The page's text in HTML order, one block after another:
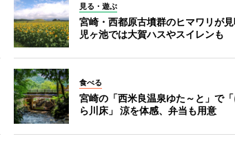
見る・遊ぶ
宮崎・西都原古墳群のヒマワリが
児ヶ池では大賀ハスやスイレンも
食べる
宮崎の「西米良温泉ゆた～と」で
ら川床」 涼を体感、弁当も用意